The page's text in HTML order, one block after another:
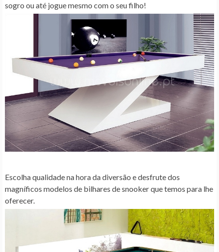
sogro ou até jogue mesmo com o seu filho!
Escolha qualidade na hora da diversão e desfrute dos
magníficos modelos de bilhares de snooker que temos para lhe
oferecer.